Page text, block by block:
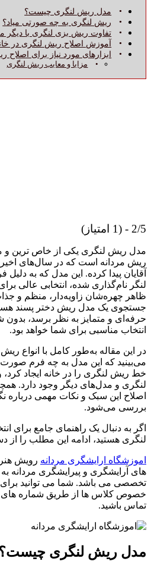
مدل ریش لنگری چیست؟
ریش لنگری به چه صورتی میاد؟
تفاوت ریش بزی لنگری با دیگر
آموزش اصلاح ریش لنگری در
ابزارهای مورد نیاز برای اصلاح
مزایا و معایب ریش لنگری
2/5 - (1 امتیاز)
مدل ریش لنگری یکی از خاص‌ ترین و
ریش مردانه است که در سال‌های اخیر
آقایان پیدا کرده. این مدل که به
لنگر نام‌گذاری شده، انتخابی عالی
ظاهر چهره‌شان زاویه‌دار، منظم و
جستجوی یک مدل ریش دختر پسند
حرفه‌ای و متمایز به نظر برسد،
انتخاب مناسبی برای شما خواهد بود.
در این مقاله به‌طور کامل با انواع
می‌بینید که این مدل به چه فرم
خط ریش لنگری را در خانه ایجاد
لنگری و مدل‌های دیگر وجود دارد.
اصلاح این سبک و نکات مهمی درباره
بررسی می‌شود.
اگر به دنبال یک راهنمای جامع برای
لنگری هستید، ادامه این مطلب را از
اموزشگاه ارایشگری مردانه رویش
های آرایشگری و پیرایشگری مردانه
تخصصی می باشد. شما می توانید
خصوص کلاس ها از طریق شماره های
تماس باشید.
مدل ریش لنگری